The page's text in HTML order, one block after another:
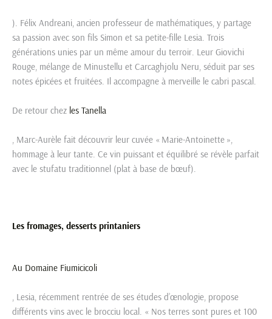
). Félix Andreani, ancien professeur de mathématiques, y partage
sa passion avec son fils Simon et sa petite-fille Lesia. Trois
générations unies par un même amour du terroir. Leur Giovichi
Rouge, mélange de Minustellu et Carcaghjolu Neru, séduit par ses
notes épicées et fruitées. Il accompagne à merveille le cabri pascal.
De retour chez les Tanella
, Marc-Aurèle fait découvrir leur cuvée « Marie-Antoinette »,
hommage à leur tante. Ce vin puissant et équilibré se révèle parfait
avec le stufatu traditionnel (plat à base de bœuf).
Les fromages, desserts printaniers
Au Domaine Fiumicicoli
, Lesia, récemment rentrée de ses études d’œnologie, propose
différents vins avec le brocciu local. « Nos terres sont pures et 100